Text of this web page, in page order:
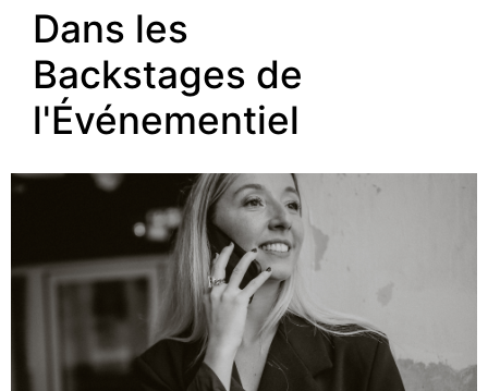
Dans les
Backstages de
l'Événementiel